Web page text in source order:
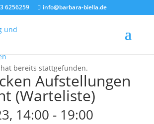
6256259 info@barbara-biella.de
bereits stattgefunden.
Aufstellungen
(Warteliste)
14:00 - 19:00